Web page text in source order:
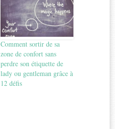
Comment sortir de sa
zone de confort sans
perdre son étiquette de
lady ou gentleman grâce à
12 défis